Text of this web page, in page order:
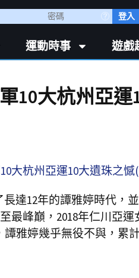
登入
運動時事 遊戲
10大杭州亞運
達12年的譚雅婷時代，
峰巔，2018年仁川亞運
雅婷幾乎無役不與，累